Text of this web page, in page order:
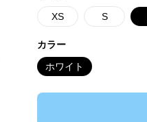
XS S
カラー
ホワイト